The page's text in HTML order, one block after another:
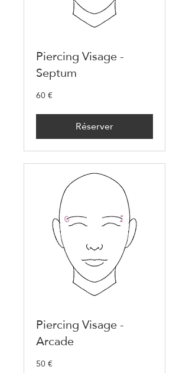
Piercing Visage -
Septum
60
euros
60 €
Réserver
Piercing Visage -
Arcade
50
euros
50 €